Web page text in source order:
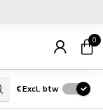
0
€Excl. btw